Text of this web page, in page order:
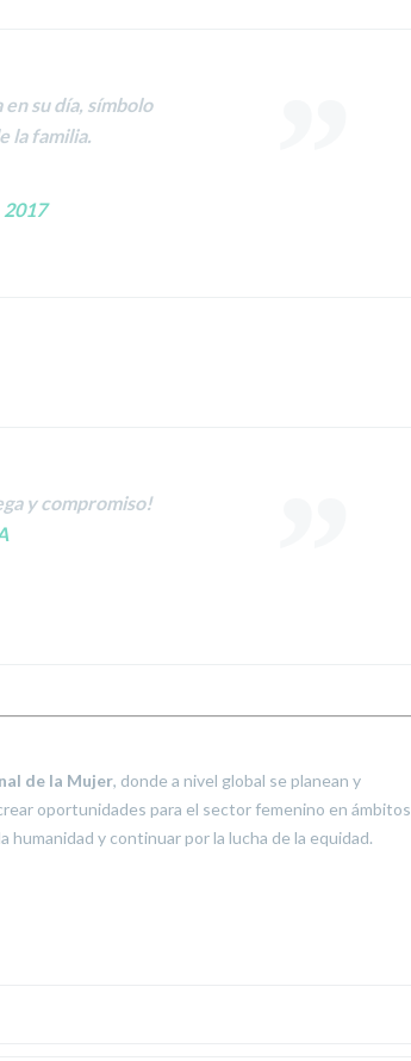
su día, símbolo
la familia.
2017
y compromiso!
de la Mujer, donde a nivel global se planean y
oportunidades para el sector femenino en ámbitos
y continuar por la lucha de la equidad.